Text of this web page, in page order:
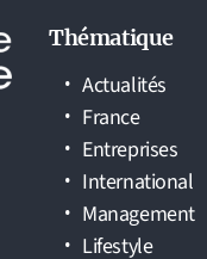
Thématique
Actualités
France
Entreprises
International
Management
Lifestyle